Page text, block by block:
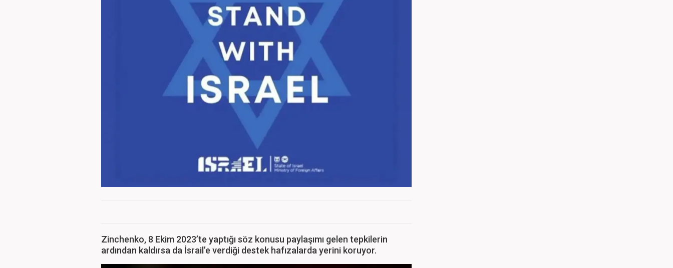
Zinchenko, 8 Ekim 2023’te yaptığı söz konusu paylaşımı gelen tepkilerin
ardından kaldırsa da İsrail’e verdiği destek hafızalarda yerini koruyor.